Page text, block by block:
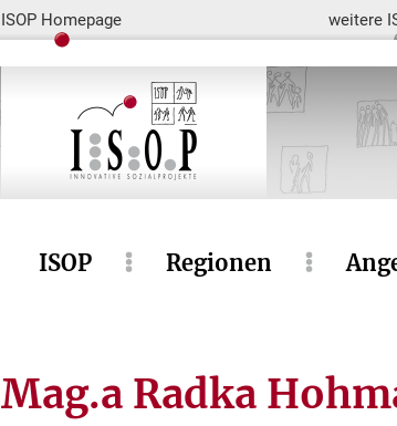
ISOP Homepage weitere
ISOP Regionen
Mag.a Radka